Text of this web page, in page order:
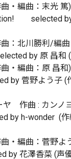
・編曲：末光 篤)
selected by
：北川勝利/編
by 原 昌和
・編曲：原 昌和)
菅野よう子 (
ヤ 作曲 : カンノ
h-wonder (作
・編曲：菅野よ
花澤香菜 (声